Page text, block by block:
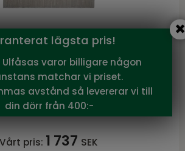
Brafab
matta Ljusgrå
serie från Brafab
Vårt pris: 1 737 SEK
lägsta pris!
varor billigare någon
matchar vi priset.
avstånd så levererar vi till
din dörr från 400:-